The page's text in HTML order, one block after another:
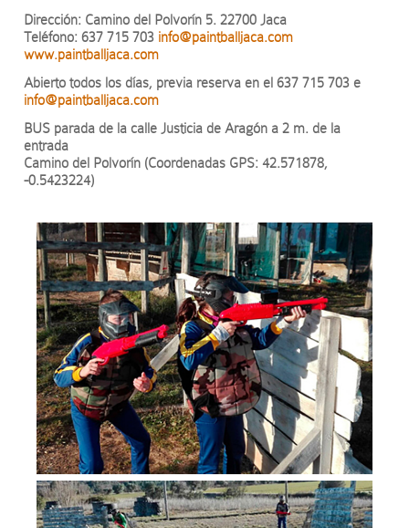
Dirección: Camino del Polvorín 5. 22700 Jaca
Teléfono: 637 715 703 info@paintballjaca.com
www.paintballjaca.com
Abierto todos los días, previa reserva en el 637 715 703 e
info@paintballjaca.com
BUS parada de la calle Justicia de Aragón a 2 m. de la
entrada
Camino del Polvorín (Coordenadas GPS: 42.571878,
-0.5423224)